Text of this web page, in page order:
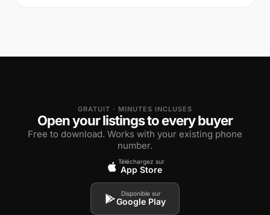
GRATUIT · MINUTES INCLUSES
Open your listings to every buyer
Free to download. Works with your existing phone
number.
Téléchargez sur
App Store
Disponible sur
Google Play